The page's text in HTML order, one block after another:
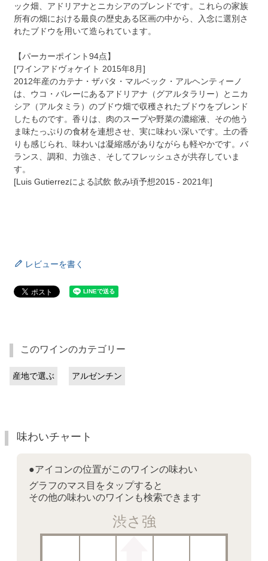
ック畑、アドリアナとニカシアのブレンドです。これらの家族
所有の畑における最良の歴史ある区画の中から、入念に選別さ
れたブドウを用いて造られています。
【パーカーポイント94点】
[ワインアドヴォケイト 2015年8月]
2012年産のカテナ・ザパタ・マルベック・アルヘンティーノ
は、ウコ・バレーにあるアドリアナ（グアルタラリー）とニカ
シア（アルタミラ）のブドウ畑で収穫されたブドウをブレンド
したものです。香りは、肉のスープや野菜の濃縮液、その他う
ま味たっぷりの食材を連想させ、実に味わい深いです。土の香
りも感じられ、味わいは凝縮感がありながらも軽やかです。バ
ランス、調和、力強さ、そしてフレッシュさが共存していま
す。
[Luis Gutierrezによる試飲 飲み頃予想2015 - 2021年]
レビューを書く
このワインのカテゴリー
産地で選ぶ アルゼンチン
味わいチャート
●アイコンの位置がこのワインの味わい
グラフのマス目をタップすると
その他の味わいのワインも検索できます
渋さ強